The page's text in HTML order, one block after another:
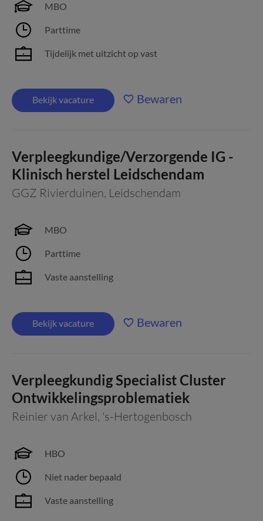
MBO
Parttime
Tijdelijk met uitzicht op vast
Bekijk vacature Bewaren
Verpleegkundige/Verzorgende IG -
Klinisch herstel Leidschendam
GGZ Rivierduinen, Leidschendam
MBO
Parttime
Vaste aanstelling
Bekijk vacature Bewaren
Verpleegkundig Specialist Cluster
Ontwikkelingsproblematiek
Reinier van Arkel, 's-Hertogenbosch
HBO
Niet nader bepaald
Vaste aanstelling